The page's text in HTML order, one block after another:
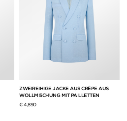
ZWEIREIHIGE JACKE AUS CRÊPE AUS
WOLLMISCHUNG MIT PAILLETTEN
€ 4,890